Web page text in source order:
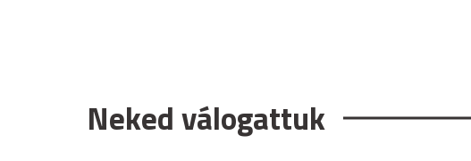
Neked válogattuk